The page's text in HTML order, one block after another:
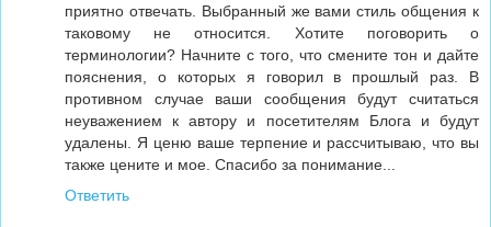
приятно отвечать. Выбранный же вами стиль общения к
таковому не относится. Хотите поговорить о
терминологии? Начните с того, что смените тон и дайте
пояснения, о которых я говорил в прошлый раз. В
противном случае ваши сообщения будут считаться
неуважением к автору и посетителям Блога и будут
удалены. Я ценю ваше терпение и рассчитываю, что вы
также цените и мое. Спасибо за понимание...
Ответить